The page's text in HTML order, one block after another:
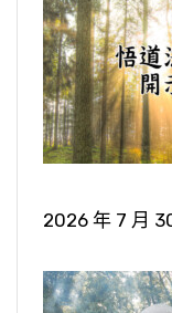
2026 年 7 月